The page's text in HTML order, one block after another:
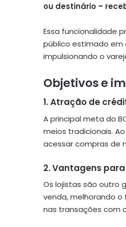
ou destinário –
Essa funcionalidade
público estimado em
impulsionando o
Objetivos e
1. Atração de
A principal meta do
meios tradicionais.
acessar compras de
2. Vantagens
Os lojistas são outro
venda, melhorando
nas transações com